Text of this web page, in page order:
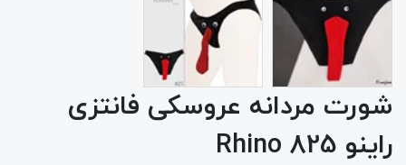
شورت مردانه عروسکی فانتزی
راینو 825 Rhino